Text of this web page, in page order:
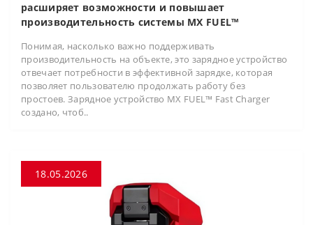
расширяет возможности и повышает
производительность системы MX FUEL™
Понимая, насколько важно поддерживать
производительность на объекте, это зарядное устройство
отвечает потребности в эффективной зарядке, которая
позволяет пользователю продолжать работу без
простоев. Зарядное устройство MX FUEL™ Fast Charger
создано, чтоб..
18.05.2026